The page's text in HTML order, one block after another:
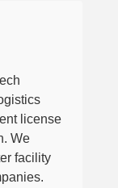
license
We
facility